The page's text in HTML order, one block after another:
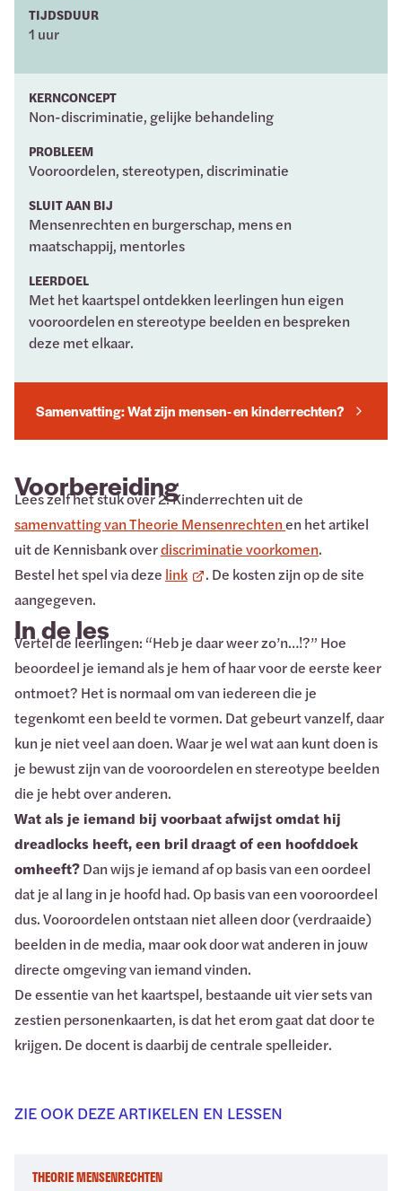
TIJDSDUUR
1 uur
KERNCONCEPT
Non-discriminatie, gelijke behandeling
PROBLEEM
Vooroordelen, stereotypen, discriminatie
SLUIT AAN BIJ
Mensenrechten en burgerschap, mens en
maatschappij, mentorles
LEERDOEL
Met het kaartspel ontdekken leerlingen hun eigen
vooroordelen en stereotype beelden en bespreken
deze met elkaar.
Samenvatting: Wat zijn mensen- en kinderrechten?
Voorbereiding
Lees zelf het stuk over 2. Kinderrechten uit de
samenvatting van Theorie Mensenrechtenen het artikel
uit de Kennisbank overdiscriminatie voorkomen.
Bestel het spel via deze link
. De kosten zijn op de site
aangegeven.
In de les
Vertel de leerlingen: “Heb je daar weer zo’n…!?” Hoe
beoordeel je iemand als je hem of haar voor de eerste keer
ontmoet? Het is normaal om van iedereen die je
tegenkomt een beeld te vormen. Dat gebeurt vanzelf, daar
kun je niet veel aan doen. Waar je wel wat aan kunt doen is
je bewust zijn van de vooroordelen en stereotype beelden
die je hebt over anderen.
Wat als je iemand bij voorbaat afwijst omdat hij
dreadlocks heeft, een bril draagt of een hoofddoek
omheeft?Dan wijs je iemand af op basis van een oordeel
dat je al lang in je hoofd had. Op basis van een vooroordeel
dus. Vooroordelen ontstaan niet alleen door (verdraaide)
beelden in de media, maar ook door wat anderen in jouw
directe omgeving van iemand vinden.
De essentie van het kaartspel, bestaande uit vier sets van
zestien personenkaarten, is dat het erom gaat dat door te
krijgen. De docent is daarbij de centrale spelleider.
ZIE OOK DEZE ARTIKELEN EN LESSEN
THEORIE MENSENRECHTEN